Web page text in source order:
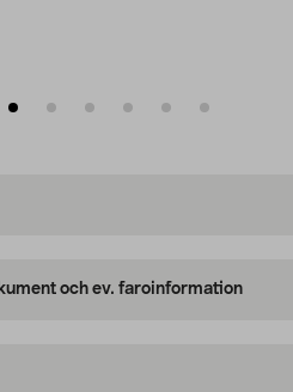
och ev. faroinformation